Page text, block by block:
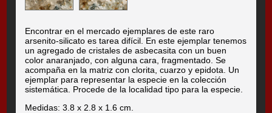
Encontrar en el mercado ejemplares de este raro
arsenito-silicato es tarea difícil. En este ejemplar tenemos
un agregado de cristales de asbecasita con un buen
color anaranjado, con alguna cara, fragmentado. Se
acompaña en la matriz con clorita, cuarzo y epidota. Un
ejemplar para representar la especie en la colección
sistemática. Procede de la localidad tipo para la especie.
Medidas: 3.8 x 2.8 x 1.6 cm.